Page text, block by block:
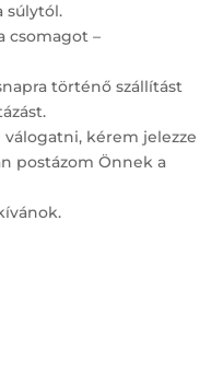
súlytól.
csomagot –
történő szállítást
kérem jelezze
postázom Önnek a